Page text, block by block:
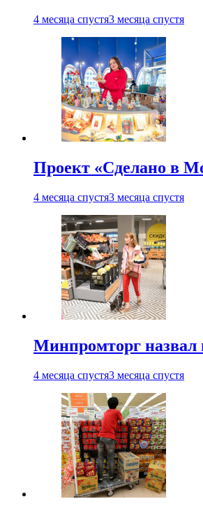
4 месяца спустя3 месяца спустя
Проект «Сделано в
4 месяца спустя3 месяца спустя
Минпромторг назвал
4 месяца спустя3 месяца спустя